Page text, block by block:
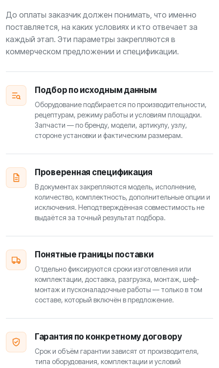
До оплаты заказчик должен понимать, что именно
поставляется, на каких условиях и кто отвечает за
каждый этап. Эти параметры закрепляются в
коммерческом предложении и спецификации.
Подбор по исходным данным
Оборудование подбирается по производительности,
рецептурам, режиму работы и условиям площадки.
Запчасти — по бренду, модели, артикулу, узлу,
стороне установки и фактическим размерам.
Проверенная спецификация
В документах закрепляются модель, исполнение,
количество, комплектность, дополнительные опции и
исключения. Неподтверждённая совместимость не
выдаётся за точный результат подбора.
Понятные границы поставки
Отдельно фиксируются сроки изготовления или
комплектации, доставка, разгрузка, монтаж, шеф-
монтаж и пусконаладочные работы — только в том
составе, который включён в предложение.
Гарантия по конкретному договору
Срок и объём гарантии зависят от производителя,
типа оборудования, комплектации и условий